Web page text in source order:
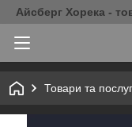
Айсберг Хорека -
Товари та